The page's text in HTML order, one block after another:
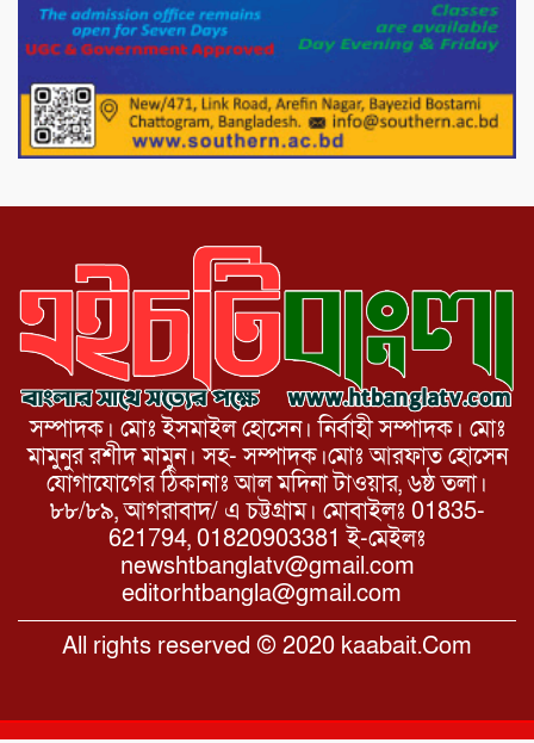
মিরপুর-১১ নম্বরে দুর্বৃত্তদের গুলিতে বিএনপি
নেতা গুরুতর আহত
পাটগ্রামে চিকিৎসা সেবায় বীর মুক্তিযোদ্ধা দবির
উদ্দিন ফাউন্ডেশন
সম্পাদক। মোঃ ইসমাইল হোসেন। নির্বাহী সম্পাদক। মোঃ
মামুনুর রশীদ মামুন। সহ- সম্পাদক।মোঃ আরফাত হোসেন
যোগাযোগের ঠিকানাঃ আল মদিনা টাওয়ার, ৬ষ্ঠ তলা।
৮৮/৮৯, আগরাবাদ/ এ চট্টগ্রাম। মোবাইলঃ 01835-
621794, 01820903381 ই-মেইলঃ
newshtbanglatv@gmail.com
editorhtbangla@gmail.com
All rights reserved © 2020 kaabait.Com